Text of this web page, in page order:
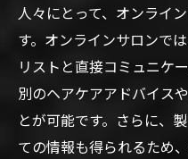
人々にとって、オンライ
す。オンラインサロンで
リストと直接コミュニケ
別のヘアケアアドバイス
とが可能です。さらに、
ての情報も得られるため